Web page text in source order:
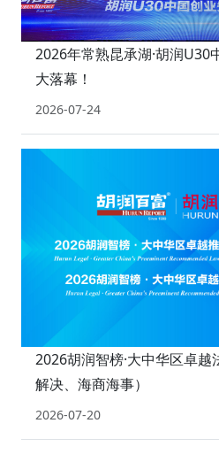
2026年常熟昆承湖·胡润U30
大落幕！
2026-07-24
2026胡润智榜·大中华区卓
解决、海商海事）
2026-07-20